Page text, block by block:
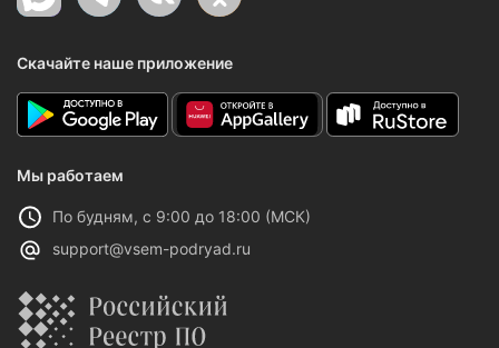
Скачайте наше приложение
Мы работаем
По будням, с 9:00 до 18:00 (МСК)
support@vsem-podryad.ru